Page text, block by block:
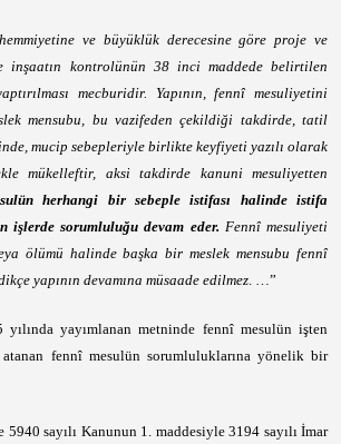
ve büyüklük derecesine göre proje ve
inşaatın kontrolünün 38 inci maddede belirtilen
mecburidir. Yapının, fennî mesuliyetini
mensubu, bu vazifeden çekildiği takdirde, tatil
mucip sebepleriyle birlikte keyfiyeti yazılı olarak
mükelleftir, aksi takdirde kanuni mesuliyetten
herhangi bir sebeple istifası halinde istifa
işlerde sorumluluğu devam eder. Fennî mesuliyeti
ölümü halinde başka bir meslek mensubu fennî
yapının devamına müsaade edilmez. …”
yılında yayımlanan metninde fennî mesulün işten
atanan fennî mesulün sorumluluklarına yönelik bir
5940 sayılı Kanunun 1. maddesiyle 3194 sayılı İmar